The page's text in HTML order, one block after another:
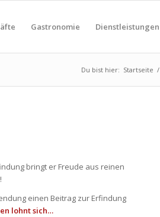
Gastronomie Dienstleistungen
Du bist hier: Startseite /
bringt er Freude aus reinen
einen Beitrag zur Erfindung
lohnt sich…